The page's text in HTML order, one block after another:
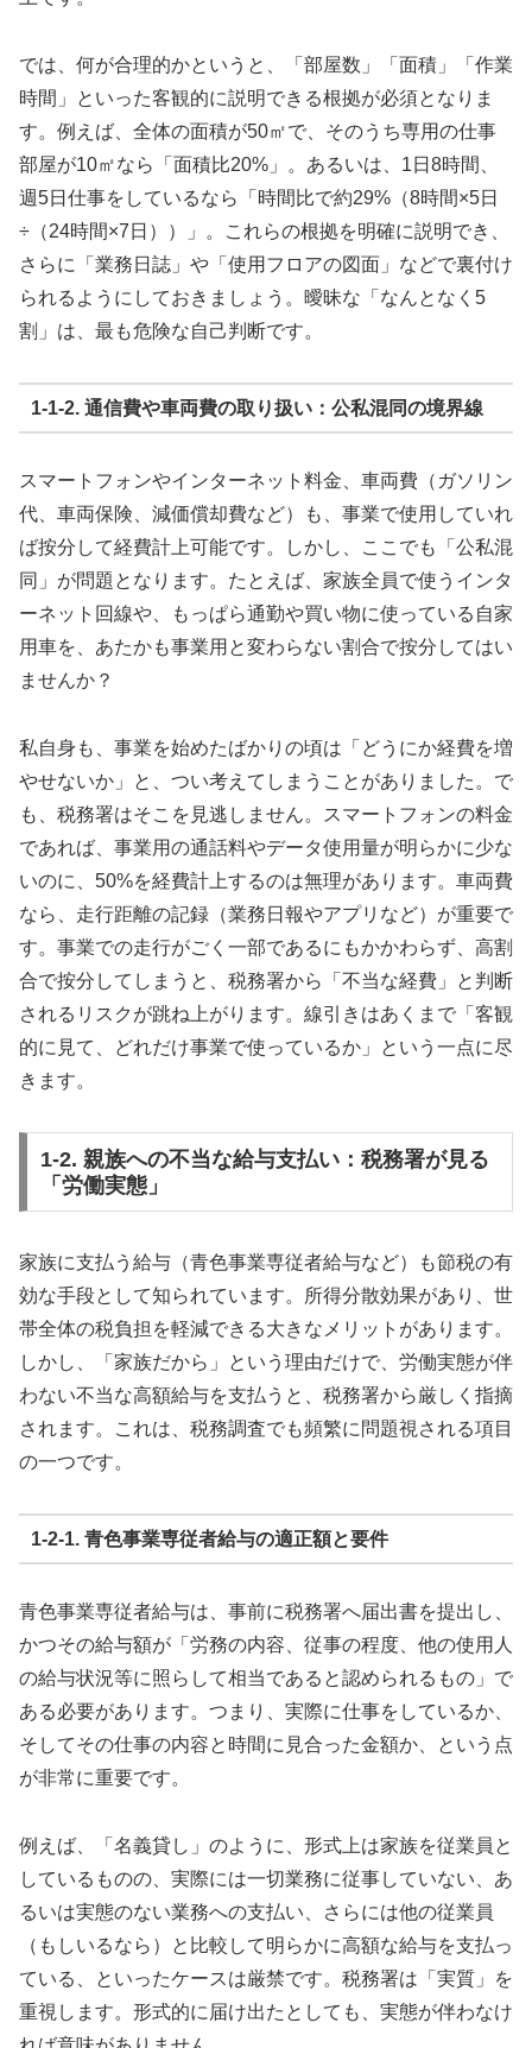
では、何が合理的かというと、「部屋数」「面積」「作業
時間」といった客観的に説明できる根拠が必須となりま
す。例えば、全体の面積が50㎡で、そのうち専用の仕事
部屋が10㎡なら「面積比20%」。あるいは、1日8時間、
週5日仕事をしているなら「時間比で約29%（8時間×5日
÷（24時間×7日））」。これらの根拠を明確に説明でき、
さらに「業務日誌」や「使用フロアの図面」などで裏付け
られるようにしておきましょう。曖昧な「なんとなく5
割」は、最も危険な自己判断です。
1-1-2. 通信費や車両費の取り扱い：公私混同の境界線
スマートフォンやインターネット料金、車両費（ガソリン
代、車両保険、減価償却費など）も、事業で使用していれ
ば按分して経費計上可能です。しかし、ここでも「公私混
同」が問題となります。たとえば、家族全員で使うインタ
ーネット回線や、もっぱら通勤や買い物に使っている自家
用車を、あたかも事業用と変わらない割合で按分してはい
ませんか？
私自身も、事業を始めたばかりの頃は「どうにか経費を増
やせないか」と、つい考えてしまうことがありました。で
も、税務署はそこを見逃しません。スマートフォンの料金
であれば、事業用の通話料やデータ使用量が明らかに少な
いのに、50%を経費計上するのは無理があります。車両費
なら、走行距離の記録（業務日報やアプリなど）が重要で
す。事業での走行がごく一部であるにもかかわらず、高割
合で按分してしまうと、税務署から「不当な経費」と判断
されるリスクが跳ね上がります。線引きはあくまで「客観
的に見て、どれだけ事業で使っているか」という一点に尽
きます。
1-2. 親族への不当な給与支払い：税務署が見る
「労働実態」
家族に支払う給与（青色事業専従者給与など）も節税の有
効な手段として知られています。所得分散効果があり、世
帯全体の税負担を軽減できる大きなメリットがあります。
しかし、「家族だから」という理由だけで、労働実態が伴
わない不当な高額給与を支払うと、税務署から厳しく指摘
されます。これは、税務調査でも頻繁に問題視される項目
の一つです。
1-2-1. 青色事業専従者給与の適正額と要件
青色事業専従者給与は、事前に税務署へ届出書を提出し、
かつその給与額が「労務の内容、従事の程度、他の使用人
の給与状況等に照らして相当であると認められるもの」で
ある必要があります。つまり、実際に仕事をしているか、
そしてその仕事の内容と時間に見合った金額か、という点
が非常に重要です。
例えば、「名義貸し」のように、形式上は家族を従業員と
しているものの、実際には一切業務に従事していない、あ
るいは実態のない業務への支払い、さらには他の従業員
（もしいるなら）と比較して明らかに高額な給与を支払っ
ている、といったケースは厳禁です。税務署は「実質」を
重視します。形式的に届け出たとしても、実態が伴わなけ